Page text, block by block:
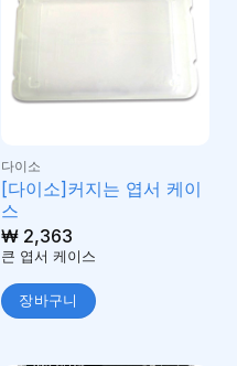
다이소
[다이소]커지는 엽서 케이
스
₩2,363
큰 엽서 케이스
장바구니